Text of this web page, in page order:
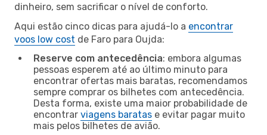
dinheiro, sem sacrificar o nível de conforto.
Aqui estão cinco dicas para ajudá-lo a encontrar
voos low cost de Faro para Oujda:
Reserve com antecedência: embora algumas
pessoas esperem até ao último minuto para
encontrar ofertas mais baratas, recomendamos
sempre comprar os bilhetes com antecedência.
Desta forma, existe uma maior probabilidade de
encontrar viagens baratas e evitar pagar muito
mais pelos bilhetes de avião.